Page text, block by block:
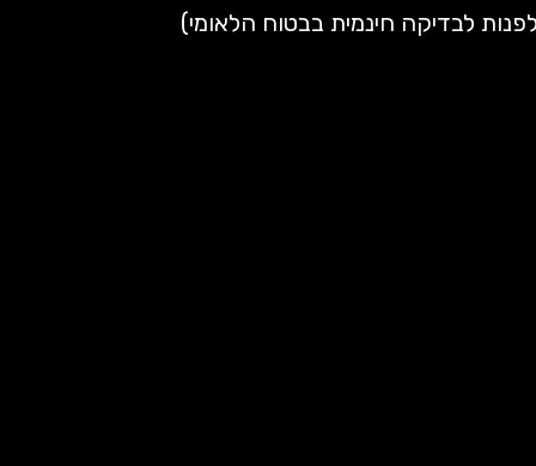
לבדיקה חינמית בבטוח הלאומי)